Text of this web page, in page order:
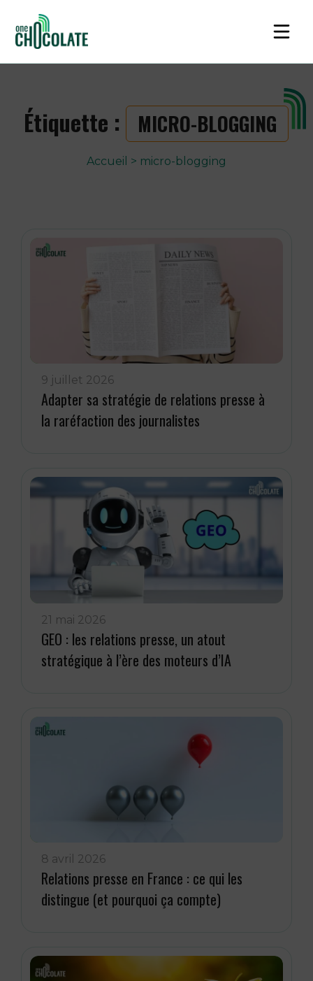
Étiquette : MICRO-BLOGGING
Accueil > micro-blogging
9 juillet 2026
Adapter sa stratégie de relations presse à
la raréfaction des journalistes
21 mai 2026
GEO : les relations presse, un atout
stratégique à l’ère des moteurs d’IA
8 avril 2026
Relations presse en France : ce qui les
distingue (et pourquoi ça compte)